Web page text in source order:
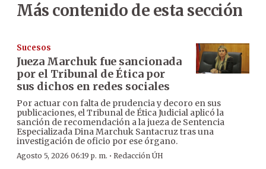
Más contenido de esta sección
Sucesos
Jueza Marchuk fue sancionada
por el Tribunal de Ética por
sus dichos en redes sociales
Por actuar con falta de prudencia y decoro en sus
publicaciones, el Tribunal de Ética Judicial aplicó la
sanción de recomendación a la jueza de Sentencia
Especializada Dina Marchuk Santacruz tras una
investigación de oficio por ese órgano.
Agosto 5, 2026 06:19 p. m. · Redacción ÚH